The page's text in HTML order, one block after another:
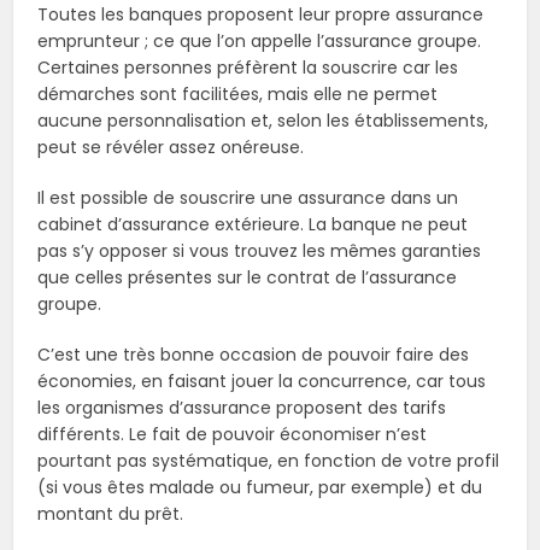
Toutes les banques proposent leur propre assurance
emprunteur ; ce que l’on appelle l’assurance groupe.
Certaines personnes préfèrent la souscrire car les
démarches sont facilitées, mais elle ne permet
aucune personnalisation et, selon les établissements,
peut se révéler assez onéreuse.
Il est possible de souscrire une assurance dans un
cabinet d’assurance extérieure. La banque ne peut
pas s’y opposer si vous trouvez les mêmes garanties
que celles présentes sur le contrat de l’assurance
groupe.
C’est une très bonne occasion de pouvoir faire des
économies, en faisant jouer la concurrence, car tous
les organismes d’assurance proposent des tarifs
différents. Le fait de pouvoir économiser n’est
pourtant pas systématique, en fonction de votre profil
(si vous êtes malade ou fumeur, par exemple) et du
montant du prêt.